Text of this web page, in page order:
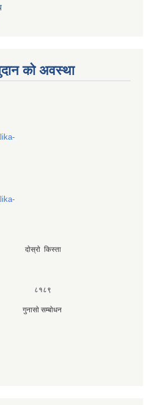
काे अवस्था
दाेस्राे किस्ता
८१८९
सम्बाेधन